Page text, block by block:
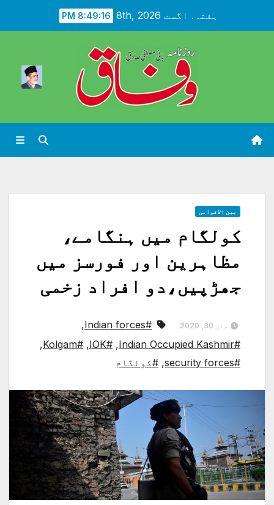
ہفتہ. اگست 8th, 2026 8:49:17 PM
بین الاقوامی
کولگام میں ہنگامے،
مظاہرین اور فورسز میں
جھڑپیں،دو افراد زخمی
مئی 30, 2020 #Indian forces
,
#Indian Occupied Kashmir
,
#IOK
,
#Kolgam
,
#security forces
, #کولگام